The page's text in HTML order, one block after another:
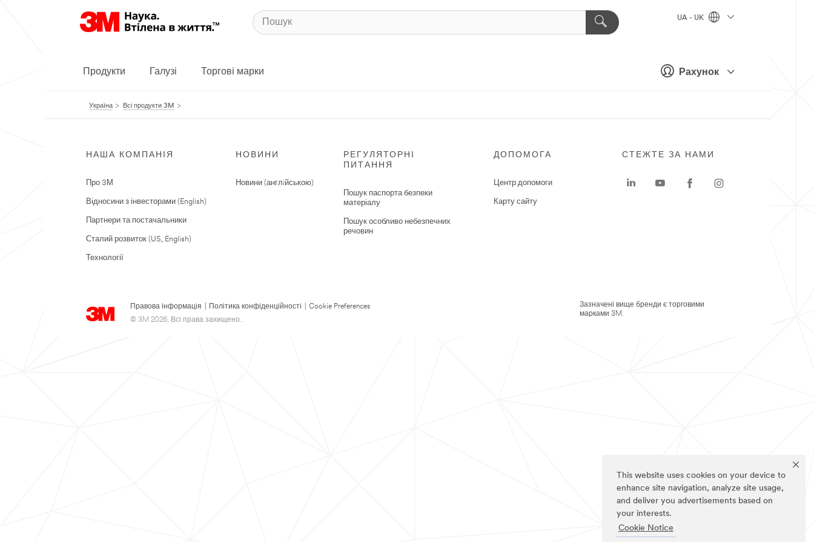
This website uses cookies on your device to
enhance site navigation, analyze site usage,
and deliver you advertisements based on
your interests.
Cookie Notice
Рахунок
UA - UK
Продукти Галузі Торгові марки
Україна Всі продукти 3M
НАША КОМПАНІЯ
Про 3М
Відносини з інвесторами (English)
Партнери та постачальники
Сталий розвиток (US, English)
Технології
НОВИНИ
Новини (англiйською)
РЕГУЛЯТОРНІ
ПИТАННЯ
Пошук паспорта безпеки
матеріалу
Пошук особливо небезпечних
речовин
ДОПОМОГА
Центр допомоги
Карту сайту
Правова інформація Політика конфіденційності
Cookie Preferences
© 3M 2026. Всі права захищено..
СТЕЖТЕ ЗА НАМИ
Зазначені вище бренди є торговими
марками 3M.